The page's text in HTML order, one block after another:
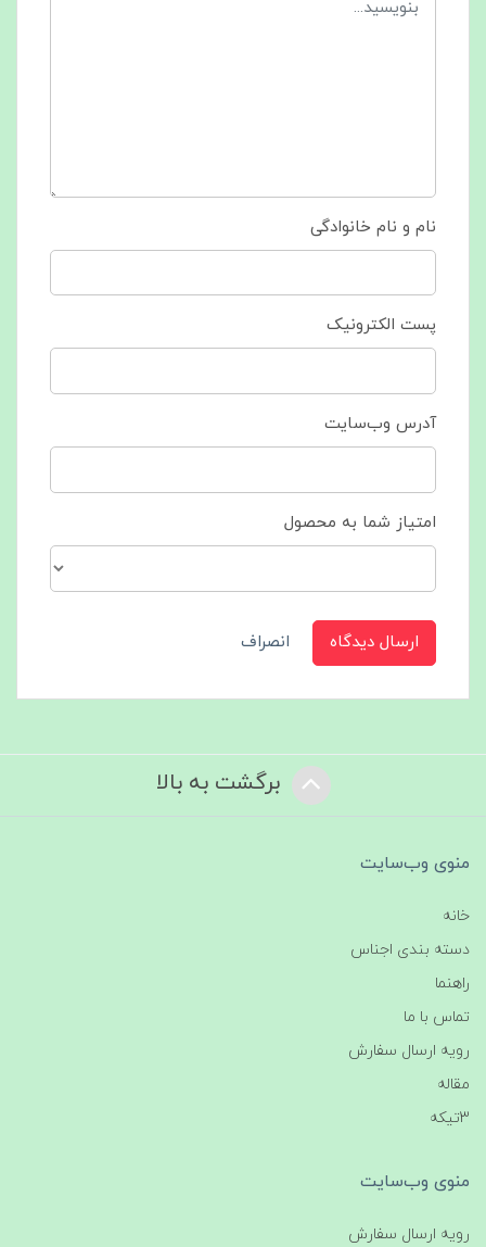
نام و نام خانوادگی
پست الکترونیک
آدرس وب‌سایت
امتیاز شما به محصول
ارسال دیدگاه انصراف
برگشت به بالا
منوی وب‌سایت
خانه
دسته بندی اجناس
راهنما
تماس با ما
رویه ارسال سفارش
مقاله
3تیکه
منوی وب‌سایت
رویه ارسال سفارش